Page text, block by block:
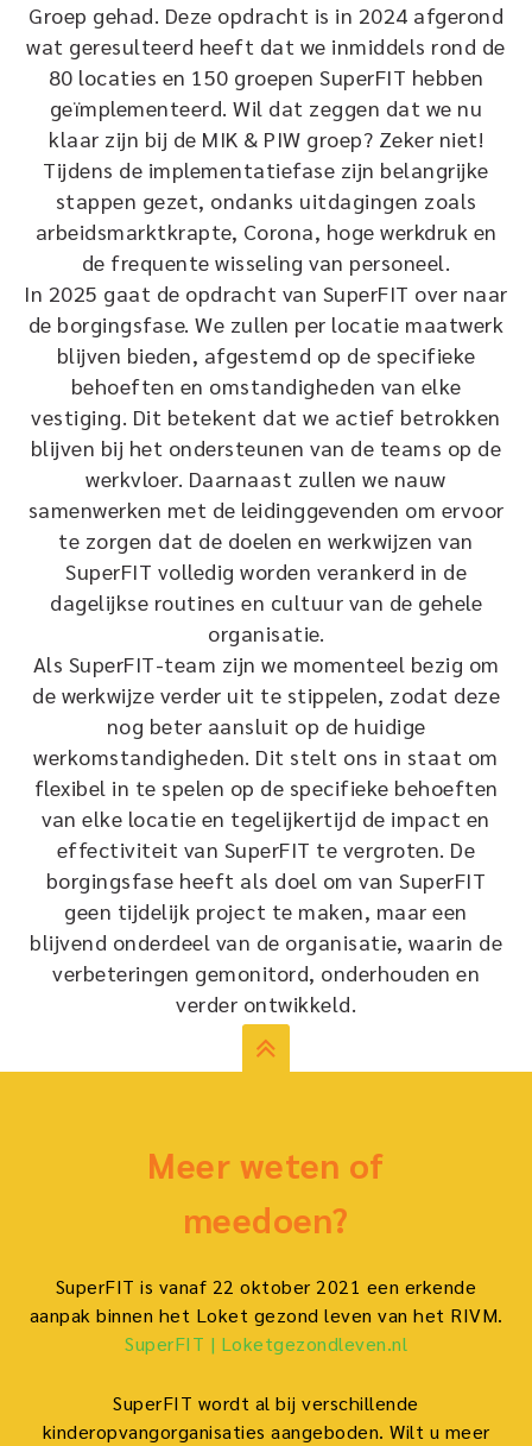
Groep gehad. Deze opdracht is in 2024 afgerond
wat geresulteerd heeft dat we inmiddels rond de
80 locaties en 150 groepen SuperFIT hebben
geïmplementeerd. Wil dat zeggen dat we nu
klaar zijn bij de MIK & PIW groep? Zeker niet!
Tijdens de implementatiefase zijn belangrijke
stappen gezet, ondanks uitdagingen zoals
arbeidsmarktkrapte, Corona, hoge werkdruk en
de frequente wisseling van personeel.
In 2025 gaat de opdracht van SuperFIT over naar
de borgingsfase. We zullen per locatie maatwerk
blijven bieden, afgestemd op de specifieke
behoeften en omstandigheden van elke
vestiging. Dit betekent dat we actief betrokken
blijven bij het ondersteunen van de teams op de
werkvloer. Daarnaast zullen we nauw
samenwerken met de leidinggevenden om ervoor
te zorgen dat de doelen en werkwijzen van
SuperFIT volledig worden verankerd in de
dagelijkse routines en cultuur van de gehele
organisatie.
Als SuperFIT-team zijn we momenteel bezig om
de werkwijze verder uit te stippelen, zodat deze
nog beter aansluit op de huidige
werkomstandigheden. Dit stelt ons in staat om
flexibel in te spelen op de specifieke behoeften
van elke locatie en tegelijkertijd de impact en
effectiviteit van SuperFIT te vergroten. De
borgingsfase heeft als doel om van SuperFIT
geen tijdelijk project te maken, maar een
blijvend onderdeel van de organisatie, waarin de
verbeteringen gemonitord, onderhouden en
verder ontwikkeld.
Meer weten of
meedoen?
SuperFIT is vanaf 22 oktober 2021 een erkende
aanpak binnen het Loket gezond leven van het RIVM.
SuperFIT | Loketgezondleven.nl
SuperFIT wordt al bij verschillende
kinderopvangorganisaties aangeboden. Wilt u meer